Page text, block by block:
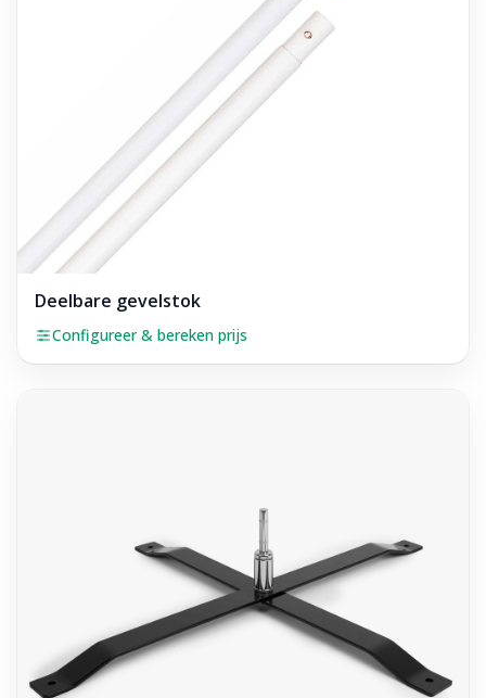
Deelbare gevelstok
Configureer & bereken prijs